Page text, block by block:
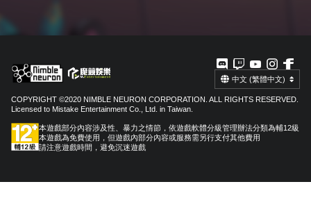
中文 (繁體中文)
COPYRIGHT ©2020 NIMBLE NEURON CORPORATION. ALL RIGHTS RESERVED.
Licensed to Mistake Entertainment Co., Ltd. in Taiwan.
本遊戲部分內容涉及性、暴力之情節，依遊戲軟體分級管理辦法分類為輔12級
本遊戲為免費使用，但遊戲內部分內容或服務需另行支付其他費用
請注意遊戲時間，避免沉迷遊戲